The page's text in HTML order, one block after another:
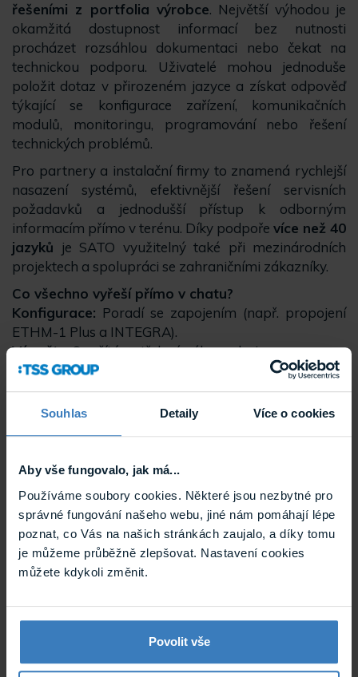
Souhlas Detaily Více o cookies
Aby vše fungovalo, jak má...
Používáme soubory cookies. Některé jsou nezbytné pro
správné fungování našeho webu, jiné nám pomáhají lépe
poznat, co Vás na našich stránkách zaujalo, a díky tomu
je můžeme průběžně zlepšovat. Nastavení cookies
můžete kdykoli změnit.
Povolit vše
řešeními z portfolia výrobce. Největší výhodou je
okamžitá dostupnost informací bez nutnosti
procházet rozsáhlou dokumentaci nebo čekat na
technickou podporu. Uživatelé mohou jednoduše
položit dotaz v přirozeném jazyce a získat odpověď
týkající se konfigurace zařízení, komunikačních
modulů, monitoringu, programování nebo řešení
technických problémů.
Pro partnery a instalační firmy to znamená rychlejší
nasazení systémů, efektivnější řešení servisních
požadavků a jednodušší přístup k odborným
informacím přímo v terénu. Díky podpoře více než 40
jazyků je SATO využitelný také při mezinárodních
projektech a spolupráci se zahraničními zákazníky.
Co všechno vyřeší přímo v chatu?
Konfigurace: Poradí se zapojením (např. propojení
ETHM-1 Plus a INTEGRA).
Výpočty:Spočítá potřebný výkon zdroje pro senzory
a sirény.
Diagnostika:Pomůže zjistit, co znamenají chybové
LED kontrolky.
heslo SERVICE-12345. Aktivujete si tím Profesionální
programování (DloadX/ConfX), schémata zapojení
2EOL a servisní postupy.
Užitečné příkazy:
!clear– vymaže historii chatu (super při přechodu na
!lvl– ověří úroveň vašeho přístupu (Basic /